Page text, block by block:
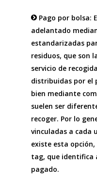
Pago por bolsa:
adelantado
estandarizadas
residuos, que son
servicio de
distribuidas por el
bien mediante
suelen ser
recoger. Por lo
vinculadas a cada
existe esta
tag, que identifica
pagado.